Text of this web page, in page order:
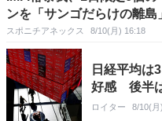
ンを「サンゴだらけの離島
スポニチアネックス 8/10(月) 16:18
日経平均は
好感 後半
ロイター 8/10(